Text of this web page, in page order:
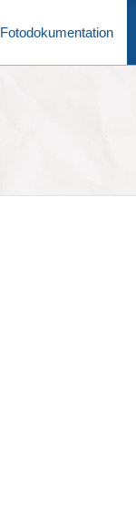
Fotodokumentation